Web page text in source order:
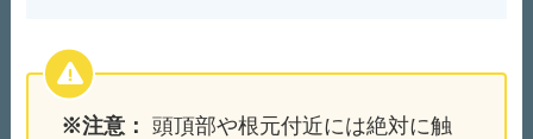
※注意： 頭頂部や根元付近には絶対に触